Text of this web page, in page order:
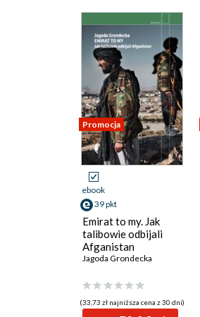
Promocja
ebook
39 pkt
Emirat to my. Jak
talibowie odbijali
Afganistan
Jagoda Grondecka
(33,73 zł najniższa cena z 30 dni)